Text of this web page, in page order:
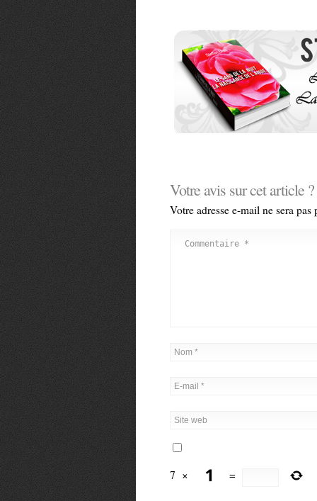
Votre avis sur cet article ?
Votre adresse e-mail ne sera pas
7 × =